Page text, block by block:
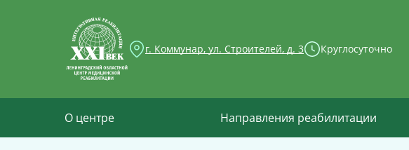
г. Коммунар, ул. Строителей, д. 3 Круглосуточно
О центре Направления реабилитации